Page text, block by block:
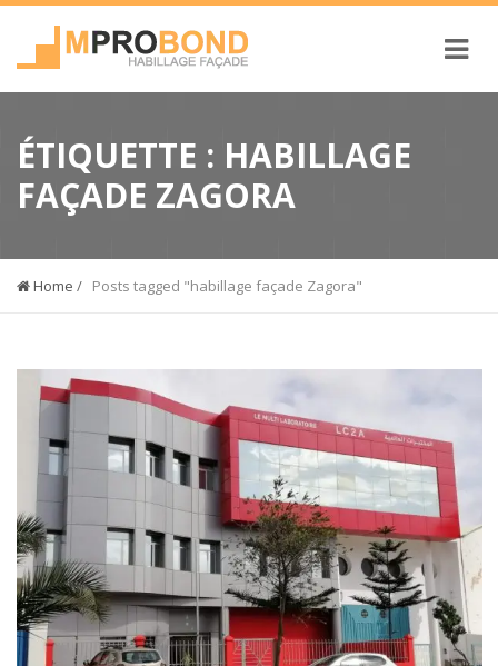
ÉTIQUETTE : HABILLAGE
FAÇADE ZAGORA
Home / Posts tagged "habillage façade Zagora"